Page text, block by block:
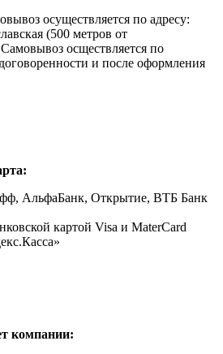
осуществляется по адресу:
(500 метров от
осществляется по
и после оформления
АльфаБанк, Открытие, ВТБ Банк
картой Visa и MaterCard
»
компании: